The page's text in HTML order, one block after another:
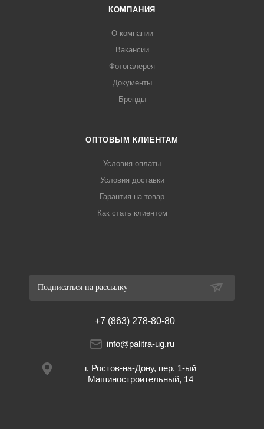
КОМПАНИЯ
О компании
Вакансии
Фотогалерея
Документы
Бренды
ОПТОВЫМ КЛИЕНТАМ
Условия оплаты
Условия доставки
Гарантия на товар
Как стать клиентом
Подписаться на рассылку
+7 (863) 278-80-80
info@palitra-ug.ru
г. Ростов-на-Дону, пер. 1-ый
Машиностроительный, 14